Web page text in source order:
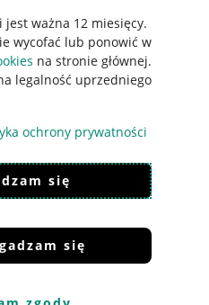
ważna 12 miesięcy.
wycofać lub ponowić w
na stronie głównej.
legalność uprzedniego
ochrony prywatności
się
się